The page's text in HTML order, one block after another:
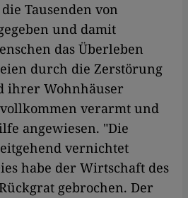
Tausenden von
und damit
das Überleben
durch die Zerstörung
ihrer Wohnhäuser
verarmt und
angewiesen. "Die
vernichtet
habe der Wirtschaft des
gebrochen. Der